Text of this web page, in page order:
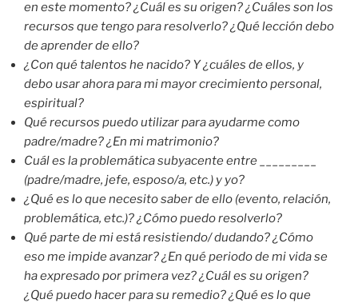
en este momento? ¿Cuál es su origen? ¿Cuáles son los
recursos que tengo para resolverlo? ¿Qué lección debo
de aprender de ello?
¿Con qué talentos he nacido? Y ¿cuáles de ellos, y
debo usar ahora para mi mayor crecimiento personal,
espiritual?
Qué recursos puedo utilizar para ayudarme como
padre/madre? ¿En mi matrimonio?
Cuál es la problemática subyacente entre _________
(padre/madre, jefe, esposo/a, etc.) y yo?
¿Qué es lo que necesito saber de ello (evento, relación,
problemática, etc.)? ¿Cómo puedo resolverlo?
Qué parte de mi está resistiendo/ dudando? ¿Cómo
eso me impide avanzar? ¿En qué periodo de mi vida se
ha expresado por primera vez? ¿Cuál es su origen?
¿Qué puedo hacer para su remedio? ¿Qué es lo que